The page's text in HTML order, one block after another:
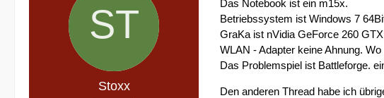
Stoxx
Das Notebook ist ein m15x.
Betriebssystem ist Windows 7
GraKa ist nVidia GeForce 260
WLAN - Adapter keine Ahnung.
Das Problemspiel ist Battleforge.
Den anderen Thread habe ich